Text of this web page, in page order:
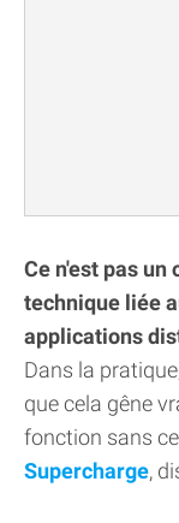
Ce n'est pas
technique liée
applications
Dans la
que cela gêne
fonction sans
Supercharge,